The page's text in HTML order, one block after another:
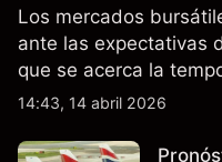
Los mercados
ante las expectativas
que se acerca la
14:43, 14 abril 2026